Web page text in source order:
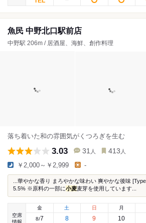
魚民 中野北口駅前店
中野駅 206m / 居酒屋、海鮮、創作料理
落ち着いた和の雰囲気がくつろぎを生む
3.03 31 人 413 人
￥2,000～￥2,999 -
...華やかな香り まろやかな味わい 爽やかな後味
5.5% ※原料の一部に小麦麦芽を使用しています...
空席
情報
金
8/7
土
8
日
9
月
10